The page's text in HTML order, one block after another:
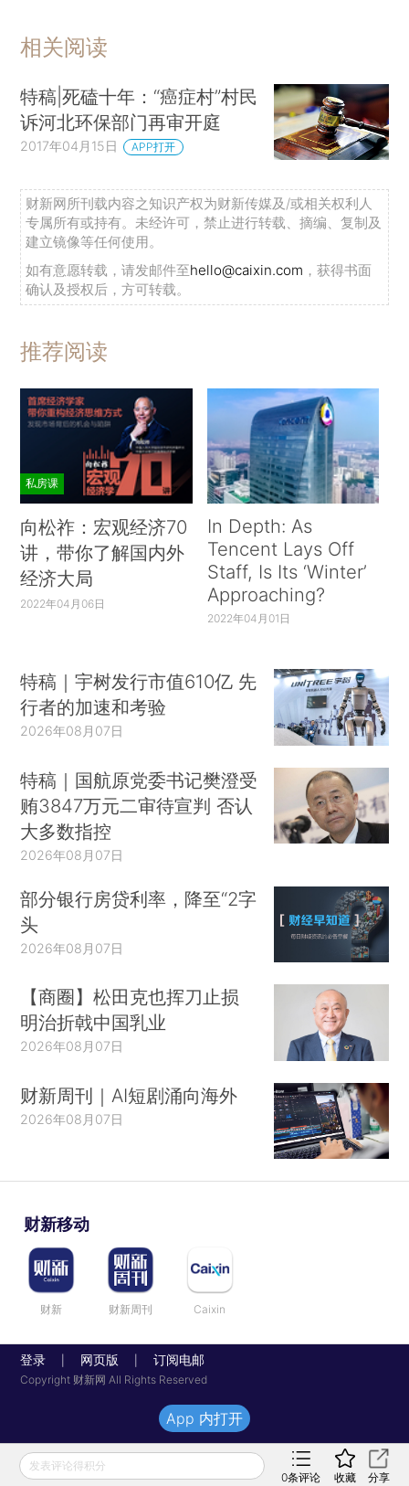
相关阅读
特稿|死磕十年：“癌症村”村民
诉河北环保部门再审开庭
2017年04月15日 APP打开
财新网所刊载内容之知识产权为财新传媒及/或相关权利人
专属所有或持有。未经许可，禁止进行转载、摘编、复制及
建立镜像等任何使用。
如有意愿转载，请发邮件至hello@caixin.com ，获得书面
确认及授权后，方可转载。
推荐阅读
私房课
向松祚：宏观经济70
讲，带你了解国内外
经济大局
2022年04月06日
In Depth: As
Tencent Lays Off
Staff, Is Its ‘Winter’
Approaching?
2022年04月01日
特稿｜宇树发行市值610亿 先
行者的加速和考验
2026年08月07日
特稿｜国航原党委书记樊澄受
贿3847万元二审待宣判 否认
大多数指控
2026年08月07日
部分银行房贷利率，降至“2字
头
2026年08月07日
【商圈】松田克也挥刀止损
明治折戟中国乳业
2026年08月07日
财新周刊｜AI短剧涌向海外
2026年08月07日
财新移动
财新 财新周刊 Caixin
登录 网页版 订阅电邮
Copyright 财新网 All Rights Reserved
发表评论得积分
0条评论 收藏 分享
App 内打开